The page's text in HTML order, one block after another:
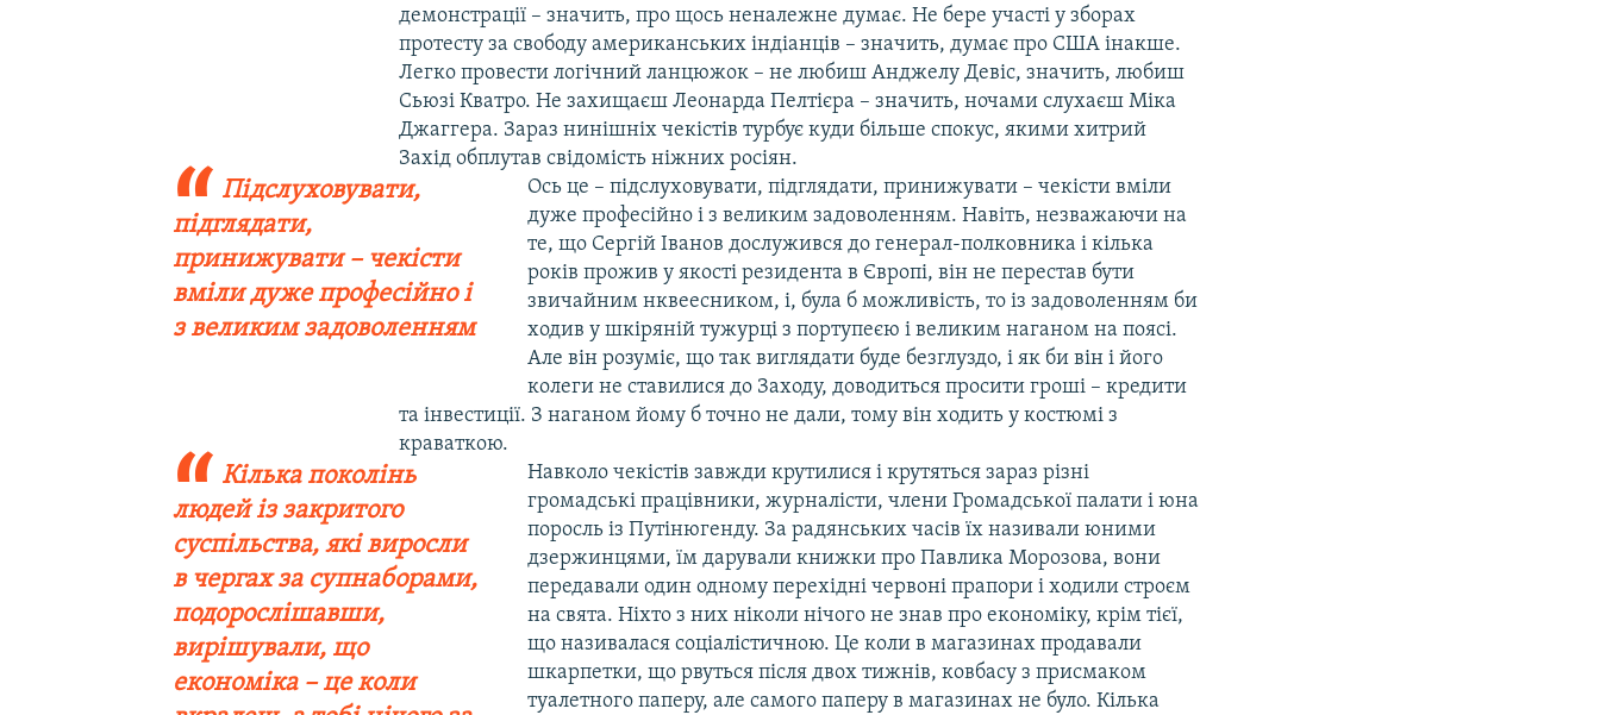
демонстрації – значить, про щось неналежне думає. Не бере участі у зборах
протесту за свободу американських індіанців – значить, думає про США інакше.
Легко провести логічний ланцюжок – не любиш Анджелу Девіс, значить, любиш
Сьюзі Кватро. Не захищаєш Леонарда Пелтієра – значить, ночами слухаєш Міка
Джаггера. Зараз нинішніх чекістів турбує куди більше спокус, якими хитрий
Захід обплутав свідомість ніжних росіян.
Підслуховувати,
підглядати,
принижувати – чекісти
вміли дуже професійно і
з великим задоволенням
​Ось це – підслуховувати, підглядати, принижувати – чекісти вміли
дуже професійно і з великим задоволенням. Навіть, незважаючи на
те, що Сергій Іванов дослужився до генерал-полковника і кілька
років прожив у якості резидента в Європі, він не перестав бути
звичайним нквеесником, і, була б можливість, то із задоволенням би
ходив у шкіряній тужурці з портупеєю і великим наганом на поясі.
Але він розуміє, що так виглядати буде безглуздо, і як би він і його
колеги не ставилися до Заходу, доводиться просити гроші – кредити
та інвестиції. З наганом йому б точно не дали, тому він ходить у костюмі з
краваткою.
Кілька поколінь
людей із закритого
суспільства, які виросли
в чергах за супнаборами,
подорослішавши,
вирішували, що
економіка – це коли
​Навколо чекістів завжди крутилися і крутяться зараз різні
громадські працівники, журналісти, члени Громадської палати і юна
поросль із Путінюгенду. За радянських часів їх називали юними
дзержинцями, їм дарували книжки про Павлика Морозова, вони
передавали один одному перехідні червоні прапори і ходили строєм
на свята. Ніхто з них ніколи нічого не знав про економіку, крім тієї,
що називалася соціалістичною. Це коли в магазинах продавали
шкарпетки, що рвуться після двох тижнів, ковбасу з присмаком
туалетного паперу, але самого паперу в магазинах не було. Кілька